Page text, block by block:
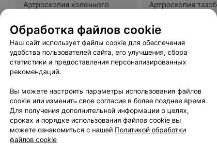
Артроскопия коленного
Цена по запросу
Артроскопия
Цена по запросу
Отзыв. Уважаемый Тимофей Евгеньевич Талако, хочу
выразить Вам искреннюю благодарность за
проведённую операцию по эндопротезированию
тазобедренного сустава. Благодаря Вашему
без боли и хромоты. Спасибо за Вашу доброту,
человечность и отзывчивость, за Ваш внимательный и
чуткий подход к пациентам. Желаю Вам , как кандидату
медицинских наук заведующему 1-ым отделением
РНПЦ травматологии и ортопедии, а также всей Вашей
команде, которая работает под Вашим руководством
крепкого здоровья, дальнейших успехов в Вашем
Обработка файлов cookie
Наш сайт использует файлы cookie для обеспечения
удобства пользователей сайта, его улучшения, сбора
статистики и предоставления персонализированных
рекомендаций.
Вы можете настроить параметры использования файлов
cookie или изменить свое согласие в более позднее время.
Для получения дополнительной информации о целях,
сроках и порядке использования файлов cookie вы
можете ознакомиться с нашей Политикой обработки
файлов cookie